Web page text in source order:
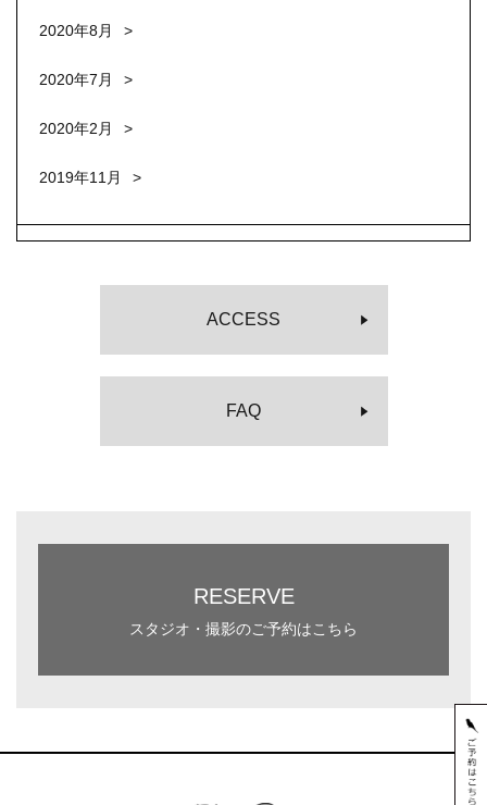
2020年8月
2020年7月
2020年2月
2019年11月
ACCESS
FAQ
RESERVE
スタジオ・撮影のご予約はこちら